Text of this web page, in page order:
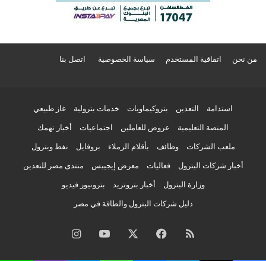
من نحن اتفاقية المستخدم سياسة الخصوصية اتصل بنا
استدامة التعدين بتروكيماويات خدمات بترولية غاز طبيعي
المنصة التعليمية عروض للعاملين اجتماعيات أخبار تهمك
ملعب الشركات وظائف بأقلام الزملاء بروفايل نفط وبترول
أخبار شركات البترول فعاليات معرض إيجيبس منتدى مصر للتعدين
وزارة البترول أخبار بتروتريد بترونيوز فيديو
دليل شركات البترول والطاقة في مصر
ملخصفيسبوك ‫YouTubeانستقرام